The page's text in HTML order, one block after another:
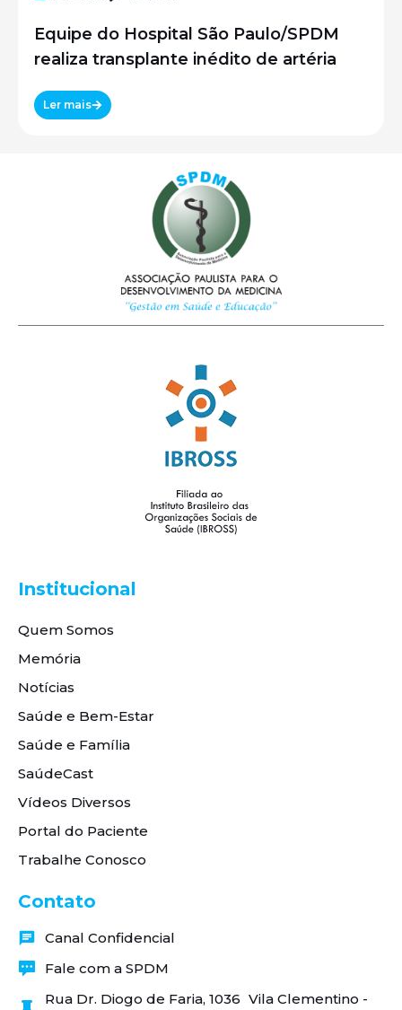
Equipe do Hospital São Paulo/SPDM
realiza transplante inédito de artéria
Ler mais
Institucional
Quem Somos
Memória
Notícias
Saúde e Bem-Estar
Saúde e Família
SaúdeCast
Vídeos Diversos
Portal do Paciente
Trabalhe Conosco
Contato
Canal Confidencial
Fale com a SPDM
Rua Dr. Diogo de Faria, 1036 Vila Clementino -